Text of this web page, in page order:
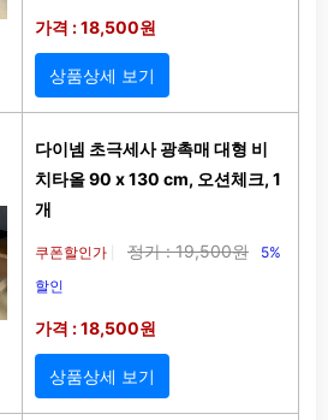
가격 : 18,500원
상품상세 보기
다이넴 초극세사 광촉매 대형 비
치타올 90 x 130 cm, 오션체크, 1
개
쿠폰할인가 정가 : 19,500원
5%
할인
가격 : 18,500원
상품상세 보기